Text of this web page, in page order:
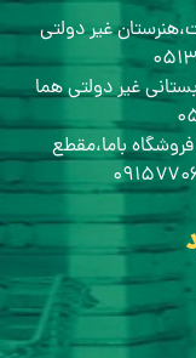
راست،هنرستان غیر دولتی
پیش دبستانی غیر دولتی هما
۳۱ و ۳۳،جنب فروشگاه باما،مقطع